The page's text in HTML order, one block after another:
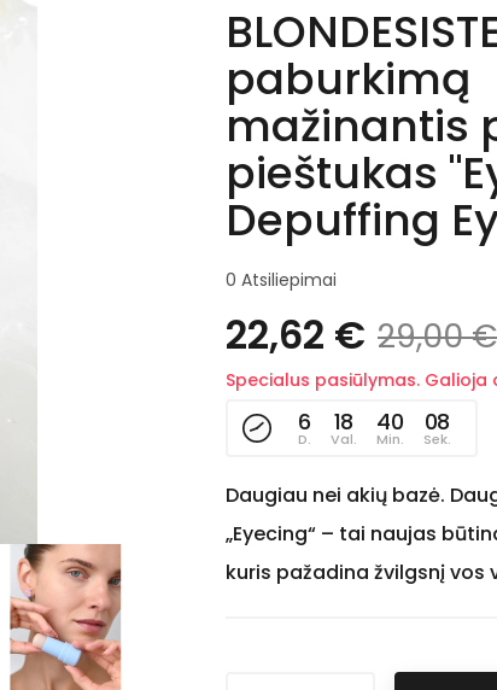
paburkimą
mažinantis
pieštukas
Depuffing
0 Atsiliepimai
22,62 € 29,00 €
Specialus pasiūlymas. Galioja
6
D.
18
Val.
40
Min.
07
Sek.
Daugiau nei akių bazė.
„Eyecing“ – tai naujas
kuris pažadina žvilgsnį vos